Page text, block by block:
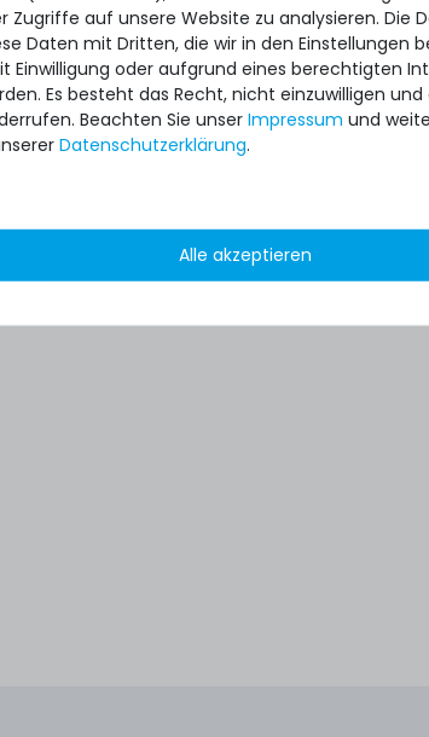
Zugriffe auf unsere Website zu analysieren. Die
Daten mit Dritten, die wir in den Einstellungen
Einwilligung oder aufgrund eines berechtigten
Es besteht das Recht, nicht einzuwilligen
Beachten Sie unser Impressum und
Daten­schutz­erklärung.
Alle akzeptieren